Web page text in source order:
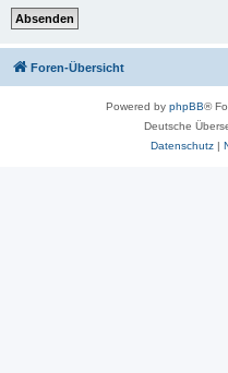
Foren-Übersicht
Powered by phpBB®
Deutsche
Datenschutz|